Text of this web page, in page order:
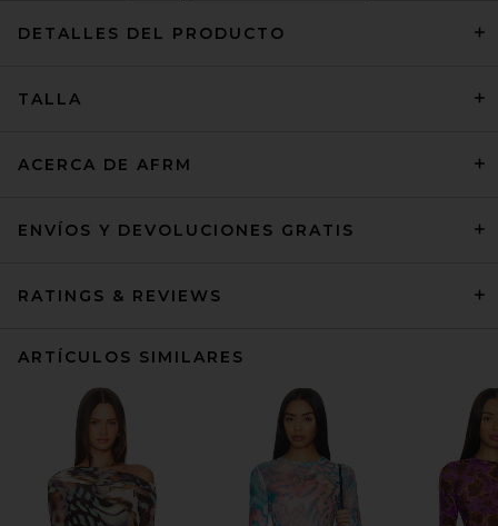
DETALLES DEL PRODUCTO
TALLA
ACERCA DE AFRM
ENVÍOS Y DEVOLUCIONES GRATIS
RATINGS & REVIEWS
ARTÍCULOS SIMILARES